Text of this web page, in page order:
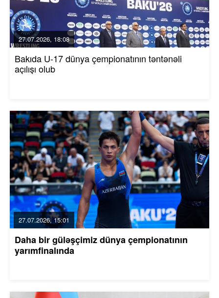
27.07.2026, 18:08
Bakıda U-17 dünya çempionatının təntənəli
açılışı olub
27.07.2026, 15:01
Daha bir güləşçimiz dünya çempionatının
yarımfinalında